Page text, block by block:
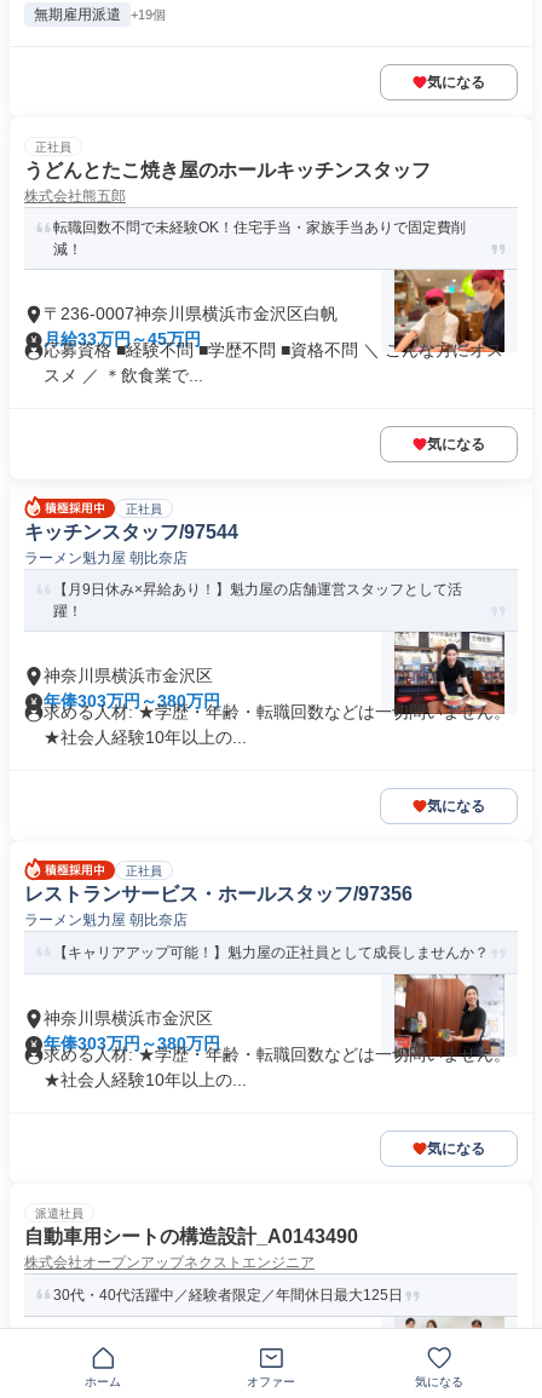
無期雇用派遣 +19個
気になる
正社員
うどんとたこ焼き屋のホールキッチンスタッフ
株式会社熊五郎
転職回数不問で未経験OK！住宅手当・家族手当ありで固定費削
減！
〒236-0007神奈川県横浜市金沢区白帆
月給33万円～45万円
応募資格 ■経験不問 ■学歴不問 ■資格不問 ＼ こんな方にオス
スメ ／ ＊飲食業で...
気になる
正社員
キッチンスタッフ/97544
ラーメン魁力屋 朝比奈店
【月9日休み×昇給あり！】魁力屋の店舗運営スタッフとして活
躍！
神奈川県横浜市金沢区
年俸303万円～380万円
求める人材: ★学歴・年齢・転職回数などは一切問いません。
★社会人経験10年以上の...
気になる
正社員
レストランサービス・ホールスタッフ/97356
ラーメン魁力屋 朝比奈店
【キャリアアップ可能！】魁力屋の正社員として成長しませんか？
神奈川県横浜市金沢区
年俸303万円～380万円
求める人材: ★学歴・年齢・転職回数などは一切問いません。
★社会人経験10年以上の...
気になる
派遣社員
自動車用シートの構造設計_A0143490
株式会社オープンアップネクストエンジニア
30代・40代活躍中／経験者限定／年間休日最大125日
〒236-0000神奈川県横浜市金沢区
月給30万円～55万円
ホーム オファー 気になる